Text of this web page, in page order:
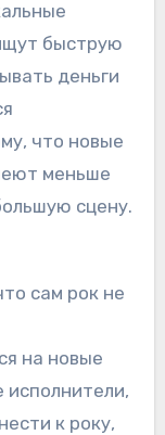
быструю
деньги
что новые
меньше
сцену.
сам рок не
на новые
к року,